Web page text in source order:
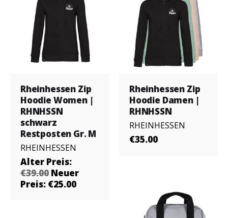
Rheinhessen Zip
Hoodie Women |
RHNHSSN
schwarz
Restposten Gr. M
RHEINHESSEN
Alter Preis:
€39.00 Neuer
Preis: €25.00
Rheinhessen Zip
Hoodie Damen |
RHNHSSN
RHEINHESSEN
€35.00